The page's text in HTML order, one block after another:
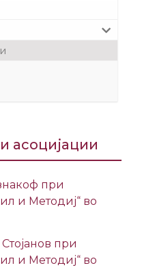
асоцијации
при
и Методиј“ во
при
и Методиј“ во